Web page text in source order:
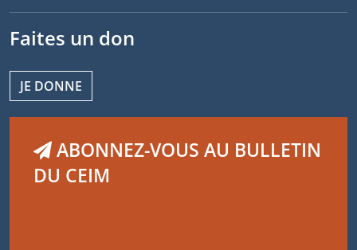
Faites un don
JE DONNE
ABONNEZ-VOUS AU BULLETIN
DU CEIM